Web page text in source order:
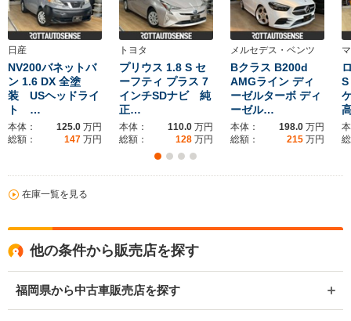
日産
NV200バネットバ
ン 1.6 DX 全塗
装 USヘッドライ
ト …
本体： 125.0 万円
総額：
147 万円
トヨタ
プリウス 1.8 S セ
ーフティ プラス 7
インチSDナビ 純
正…
本体： 110.0 万円
総額：
128 万円
メルセデス・ベンツ
Bクラス B200d
AMGライン ディ
ーゼルターボ ディ
ーゼル…
本体： 198.0 万円
総額：
215 万円
S
在庫一覧を見る
他の条件から販売店を探す
福岡県から中古車販売店を探す